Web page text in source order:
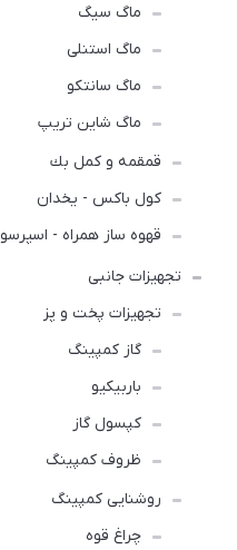
ماگ سیگ
ماگ استنلی
ماگ سانتکو
ماگ شاین تریپ
قمقمه و كمل بك
کول باکس - یخدان
قهوه ساز همراه - اسپرسو
تجهیزات جانبی
تجهیزات پخت و پز
گاز کمپینگ
باربیکیو
کپسول گاز
ظروف کمپینگ
روشنایی کمپینگ
چراغ قوه